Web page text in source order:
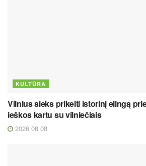
KULTŪRA
Vilnius sieks prikelti istorinį elingą
ieškos kartu su vilniečiais
2026 08 08